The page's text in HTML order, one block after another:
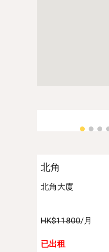
北角
北角大廈
HK$11800/月
已出租